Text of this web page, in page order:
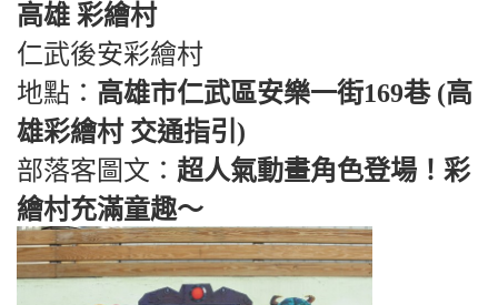
高雄 彩繪村
仁武後安彩繪村
地點： 高雄市仁武區安樂一街169巷 (高
雄彩繪村 交通指引)
部落客圖文： 超人氣動畫角色登場！彩
繪村充滿童趣～